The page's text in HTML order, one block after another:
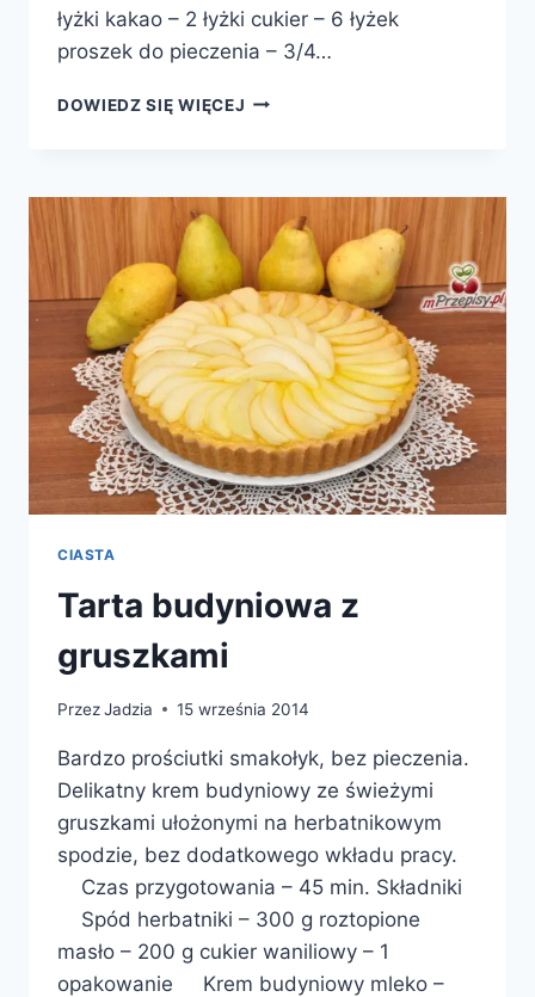
łyżki kakao – 2 łyżki cukier – 6 łyżek
proszek do pieczenia – 3/4…
DOWIEDZ SIĘ WIĘCEJ TORT
CIASTA
Tarta budyniowa z
gruszkami
PrzezJadzia 15 września 2014
Bardzo prościutki smakołyk, bez pieczenia.
Delikatny krem budyniowy ze świeżymi
gruszkami ułożonymi na herbatnikowym
spodzie, bez dodatkowego wkładu pracy.
Czas przygotowania – 45 min. Składniki
Spód herbatniki – 300 g roztopione
masło – 200 g cukier waniliowy – 1
opakowanie Krem budyniowy mleko –